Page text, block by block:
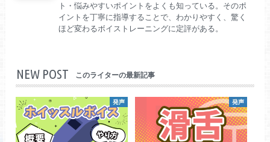
ト・悩みやすいポイントをよくも知っている。そのポ
イントを丁寧に指導することで、わかりやすく、驚く
ほど変わるボイストレーニングに定評がある。
NEW POST このライターの最新記事
発声 発声